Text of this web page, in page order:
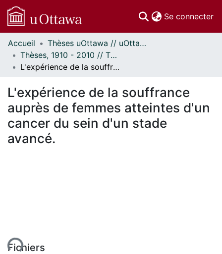
Se connecter
Communautés
et collections
Parcourir
À propos
Accueil
Thèses uOttawa // uOttawa Theses
Thèses, 1910 - 2010 // Theses, 1910 - 2010
L'expérience de la souffrance auprès de femmes atteintes d'un cancer du sein d'un stade avancé.
L'expérience de la souffrance
auprès de femmes atteintes d'un
cancer du sein d'un stade
avancé.
Fichiers